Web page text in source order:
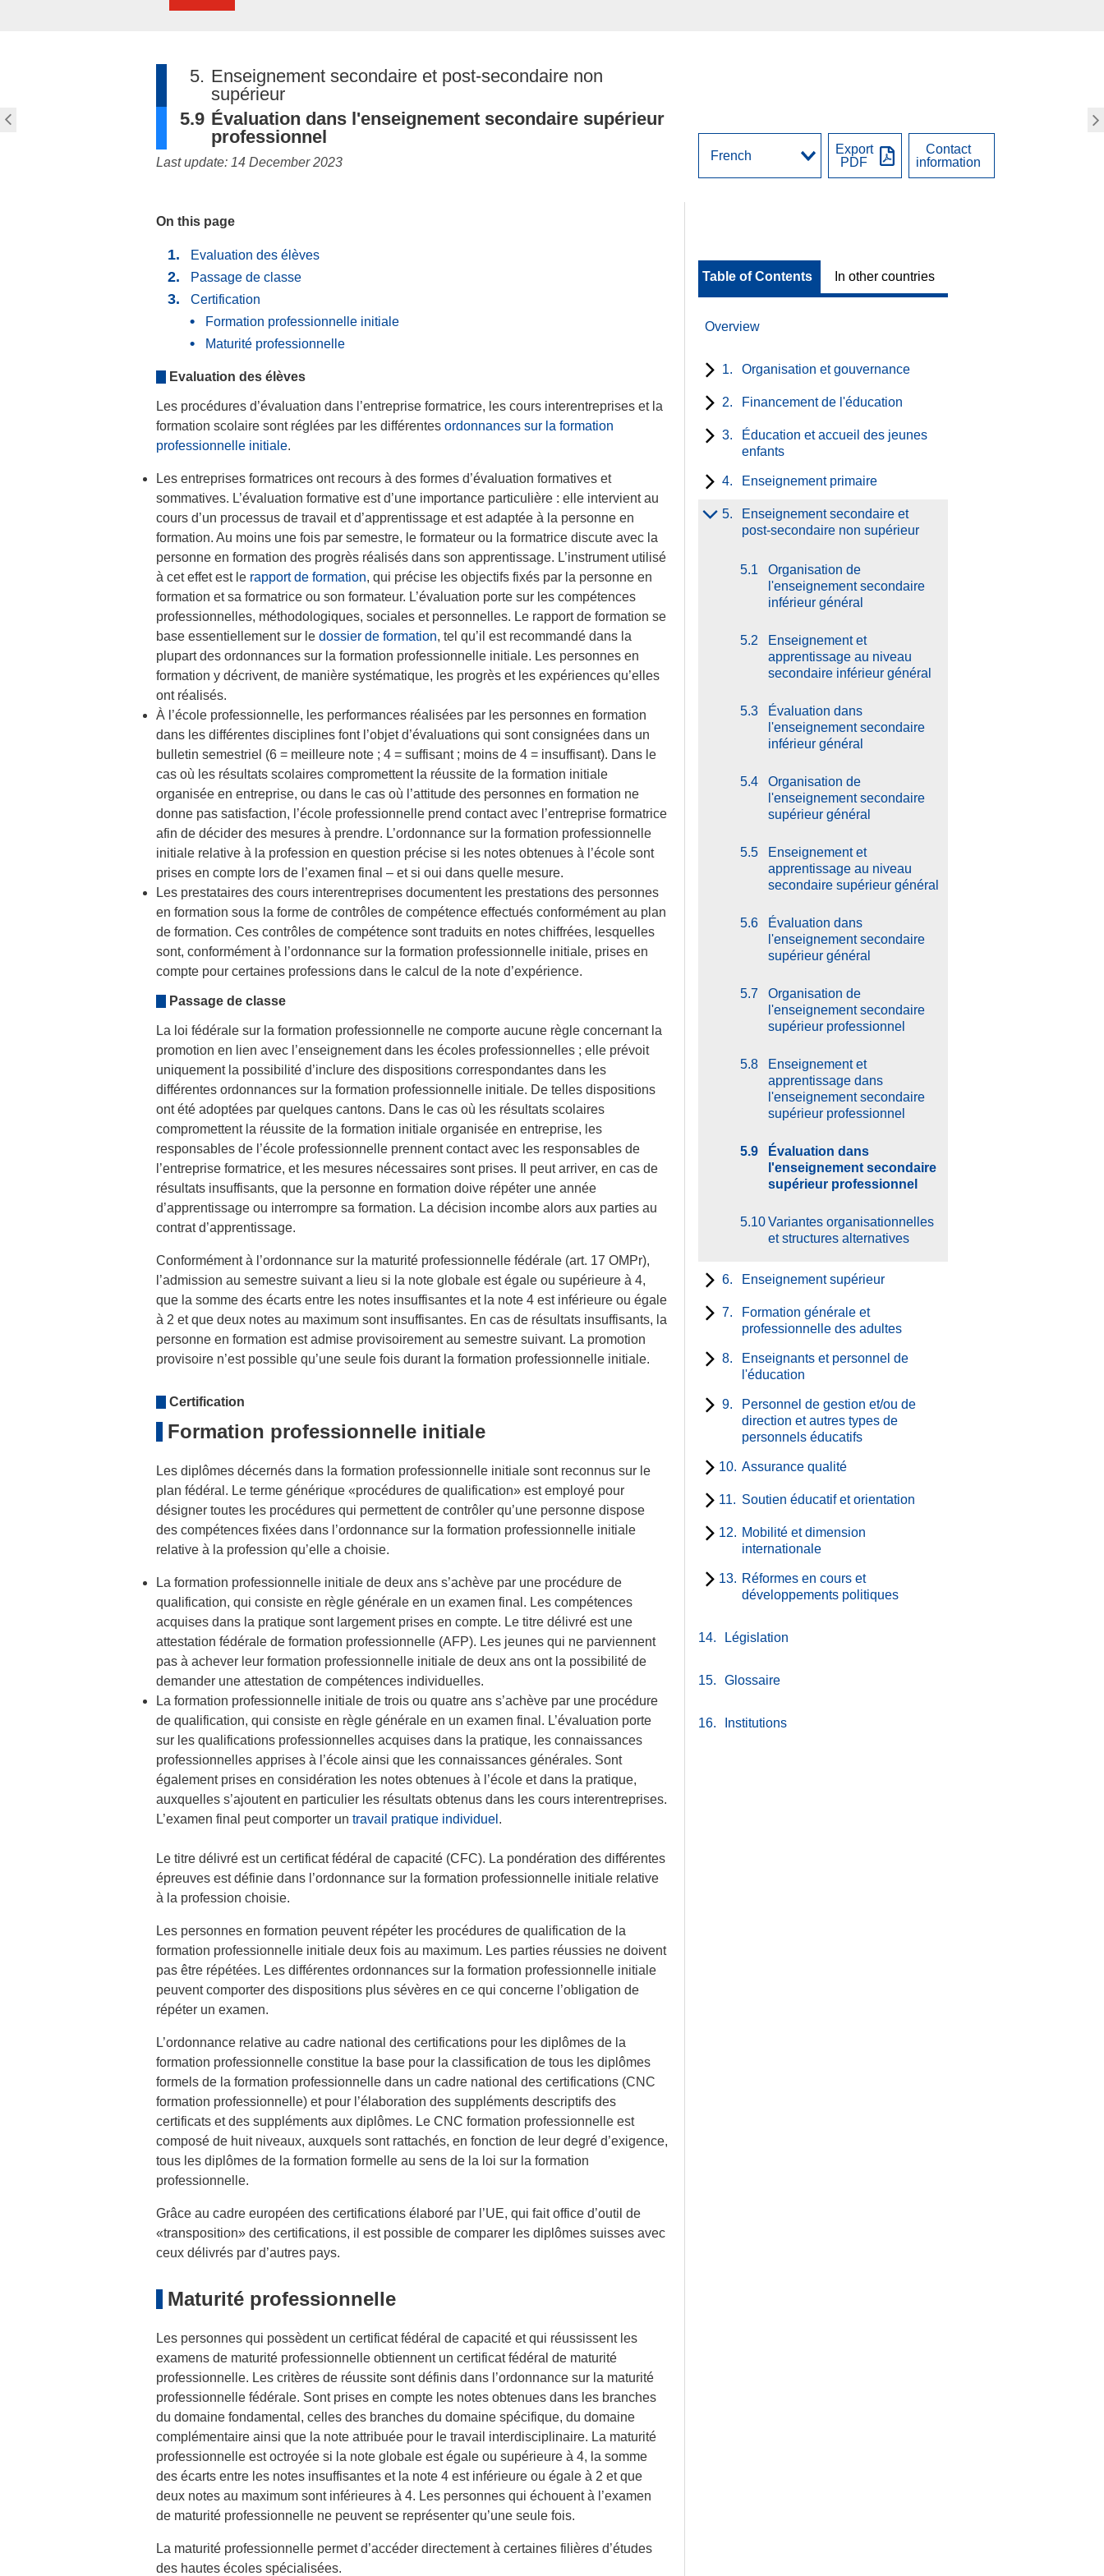
5. Enseignement secondaire et post-secondaire non
supérieur
5.9 Évaluation dans l'enseignement secondaire supérieur
professionnel
Last update: 14 December 2023
On this page
Evaluation des élèves
Passage de classe
Certification
Formation professionnelle initiale
Maturité professionnelle
Evaluation des élèves
Les procédures d’évaluation dans l’entreprise formatrice, les cours interentreprises et la
formation scolaire sont réglées par les différentes ordonnances sur la formation
professionnelle initiale.
Les entreprises formatrices ont recours à des formes d’évaluation formatives et
sommatives. L’évaluation formative est d’une importance particulière : elle intervient au
cours d’un processus de travail et d’apprentissage et est adaptée à la personne en
formation. Au moins une fois par semestre, le formateur ou la formatrice discute avec la
personne en formation des progrès réalisés dans son apprentissage. L’instrument utilisé
à cet effet est le rapport de formation, qui précise les objectifs fixés par la personne en
formation et sa formatrice ou son formateur. L’évaluation porte sur les compétences
professionnelles, méthodologiques, sociales et personnelles. Le rapport de formation se
base essentiellement sur le dossier de formation, tel qu’il est recommandé dans la
plupart des ordonnances sur la formation professionnelle initiale. Les personnes en
formation y décrivent, de manière systématique, les progrès et les expériences qu’elles
ont réalisés.
À l’école professionnelle, les performances réalisées par les personnes en formation
dans les différentes disciplines font l’objet d’évaluations qui sont consignées dans un
bulletin semestriel (6 = meilleure note ; 4 = suffisant ; moins de 4 = insuffisant). Dans le
cas où les résultats scolaires compromettent la réussite de la formation initiale
organisée en entreprise, ou dans le cas où l’attitude des personnes en formation ne
donne pas satisfaction, l’école professionnelle prend contact avec l’entreprise formatrice
afin de décider des mesures à prendre. L’ordonnance sur la formation professionnelle
initiale relative à la profession en question précise si les notes obtenues à l’école sont
prises en compte lors de l’examen final – et si oui dans quelle mesure.
Les prestataires des cours interentreprises documentent les prestations des personnes
en formation sous la forme de contrôles de compétence effectués conformément au plan
de formation. Ces contrôles de compétence sont traduits en notes chiffrées, lesquelles
sont, conformément à l’ordonnance sur la formation professionnelle initiale, prises en
compte pour certaines professions dans le calcul de la note d’expérience.
Passage de classe
La loi fédérale sur la formation professionnelle ne comporte aucune règle concernant la
promotion en lien avec l’enseignement dans les écoles professionnelles ; elle prévoit
uniquement la possibilité d’inclure des dispositions correspondantes dans les
différentes ordonnances sur la formation professionnelle initiale. De telles dispositions
ont été adoptées par quelques cantons. Dans le cas où les résultats scolaires
compromettent la réussite de la formation initiale organisée en entreprise, les
responsables de l’école professionnelle prennent contact avec les responsables de
l’entreprise formatrice, et les mesures nécessaires sont prises. Il peut arriver, en cas de
résultats insuffisants, que la personne en formation doive répéter une année
d’apprentissage ou interrompre sa formation. La décision incombe alors aux parties au
contrat d’apprentissage.
Conformément à l’ordonnance sur la maturité professionnelle fédérale (art. 17 OMPr),
l’admission au semestre suivant a lieu si la note globale est égale ou supérieure à 4,
que la somme des écarts entre les notes insuffisantes et la note 4 est inférieure ou égale
à 2 et que deux notes au maximum sont insuffisantes. En cas de résultats insuffisants, la
personne en formation est admise provisoirement au semestre suivant. La promotion
provisoire n’est possible qu’une seule fois durant la formation professionnelle initiale.
Certification
Formation professionnelle initiale
Les diplômes décernés dans la formation professionnelle initiale sont reconnus sur le
plan fédéral. Le terme générique «procédures de qualification» est employé pour
désigner toutes les procédures qui permettent de contrôler qu’une personne dispose
des compétences fixées dans l’ordonnance sur la formation professionnelle initiale
relative à la profession qu’elle a choisie.
La formation professionnelle initiale de deux ans s’achève par une procédure de
qualification, qui consiste en règle générale en un examen final. Les compétences
acquises dans la pratique sont largement prises en compte. Le titre délivré est une
attestation fédérale de formation professionnelle (AFP). Les jeunes qui ne parviennent
pas à achever leur formation professionnelle initiale de deux ans ont la possibilité de
demander une attestation de compétences individuelles.
La formation professionnelle initiale de trois ou quatre ans s’achève par une procédure
de qualification, qui consiste en règle générale en un examen final. L’évaluation porte
sur les qualifications professionnelles acquises dans la pratique, les connaissances
professionnelles apprises à l’école ainsi que les connaissances générales. Sont
également prises en considération les notes obtenues à l’école et dans la pratique,
auxquelles s’ajoutent en particulier les résultats obtenus dans les cours interentreprises.
L’examen final peut comporter un travail pratique individuel .
Le titre délivré est un certificat fédéral de capacité (CFC). La pondération des différentes
épreuves est définie dans l’ordonnance sur la formation professionnelle initiale relative
à la profession choisie.
Les personnes en formation peuvent répéter les procédures de qualification de la
formation professionnelle initiale deux fois au maximum. Les parties réussies ne doivent
pas être répétées. Les différentes ordonnances sur la formation professionnelle initiale
peuvent comporter des dispositions plus sévères en ce qui concerne l’obligation de
répéter un examen.
L’ordonnance relative au cadre national des certifications pour les diplômes de la
formation professionnelle constitue la base pour la classification de tous les diplômes
formels de la formation professionnelle dans un cadre national des certifications (CNC
formation professionnelle) et pour l’élaboration des suppléments descriptifs des
certificats et des suppléments aux diplômes. Le CNC formation professionnelle est
composé de huit niveaux, auxquels sont rattachés, en fonction de leur degré d’exigence,
tous les diplômes de la formation formelle au sens de la loi sur la formation
professionnelle.
Grâce au cadre européen des certifications élaboré par l’UE, qui fait office d’outil de
«transposition» des certifications, il est possible de comparer les diplômes suisses avec
ceux délivrés par d’autres pays.
Maturité professionnelle
Les personnes qui possèdent un certificat fédéral de capacité et qui réussissent les
examens de maturité professionnelle obtiennent un certificat fédéral de maturité
professionnelle. Les critères de réussite sont définis dans l’ordonnance sur la maturité
professionnelle fédérale. Sont prises en compte les notes obtenues dans les branches
du domaine fondamental, celles des branches du domaine spécifique, du domaine
complémentaire ainsi que la note attribuée pour le travail interdisciplinaire. La maturité
professionnelle est octroyée si la note globale est égale ou supérieure à 4, la somme
des écarts entre les notes insuffisantes et la note 4 est inférieure ou égale à 2 et que
deux notes au maximum sont inférieures à 4. Les personnes qui échouent à l’examen
de maturité professionnelle ne peuvent se représenter qu’une seule fois.
La maturité professionnelle permet d’accéder directement à certaines filières d’études
des hautes écoles spécialisées.
Export
PDF
Contact
information
Table of Contents In other countries
Overview
1. Organisation et gouvernance
2. Financement de l'éducation
3.
Éducation et accueil des jeunes
enfants
4. Enseignement primaire
5.
Enseignement secondaire et
post-secondaire non supérieur
5.1
Organisation de
l'enseignement secondaire
inférieur général
5.2
Enseignement et
apprentissage au niveau
secondaire inférieur général
5.3
Évaluation dans
l'enseignement secondaire
inférieur général
5.4
Organisation de
l'enseignement secondaire
supérieur général
5.5
Enseignement et
apprentissage au niveau
secondaire supérieur général
5.6
Évaluation dans
l'enseignement secondaire
supérieur général
5.7
Organisation de
l'enseignement secondaire
supérieur professionnel
5.8
Enseignement et
apprentissage dans
l'enseignement secondaire
supérieur professionnel
5.9
Évaluation dans
l'enseignement secondaire
supérieur professionnel
5.10Variantes organisationnelles
et structures alternatives
6. Enseignement supérieur
7.
Formation générale et
professionnelle des adultes
8.
Enseignants et personnel de
l'éducation
9.
Personnel de gestion et/ou de
direction et autres types de
personnels éducatifs
10. Assurance qualité
11. Soutien éducatif et orientation
12. Mobilité et dimension
internationale
13. Réformes en cours et
développements politiques
14. Législation
15. Glossaire
16. Institutions